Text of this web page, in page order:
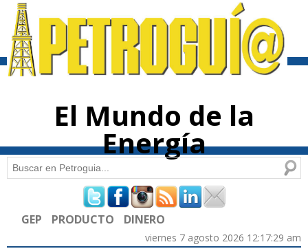
contenido
El Mundo de la
Energía
Formulario de búsqueda
Buscar
GEP PRODUCTO DINERO
viernes 7 agosto 2026 12:17:29 am